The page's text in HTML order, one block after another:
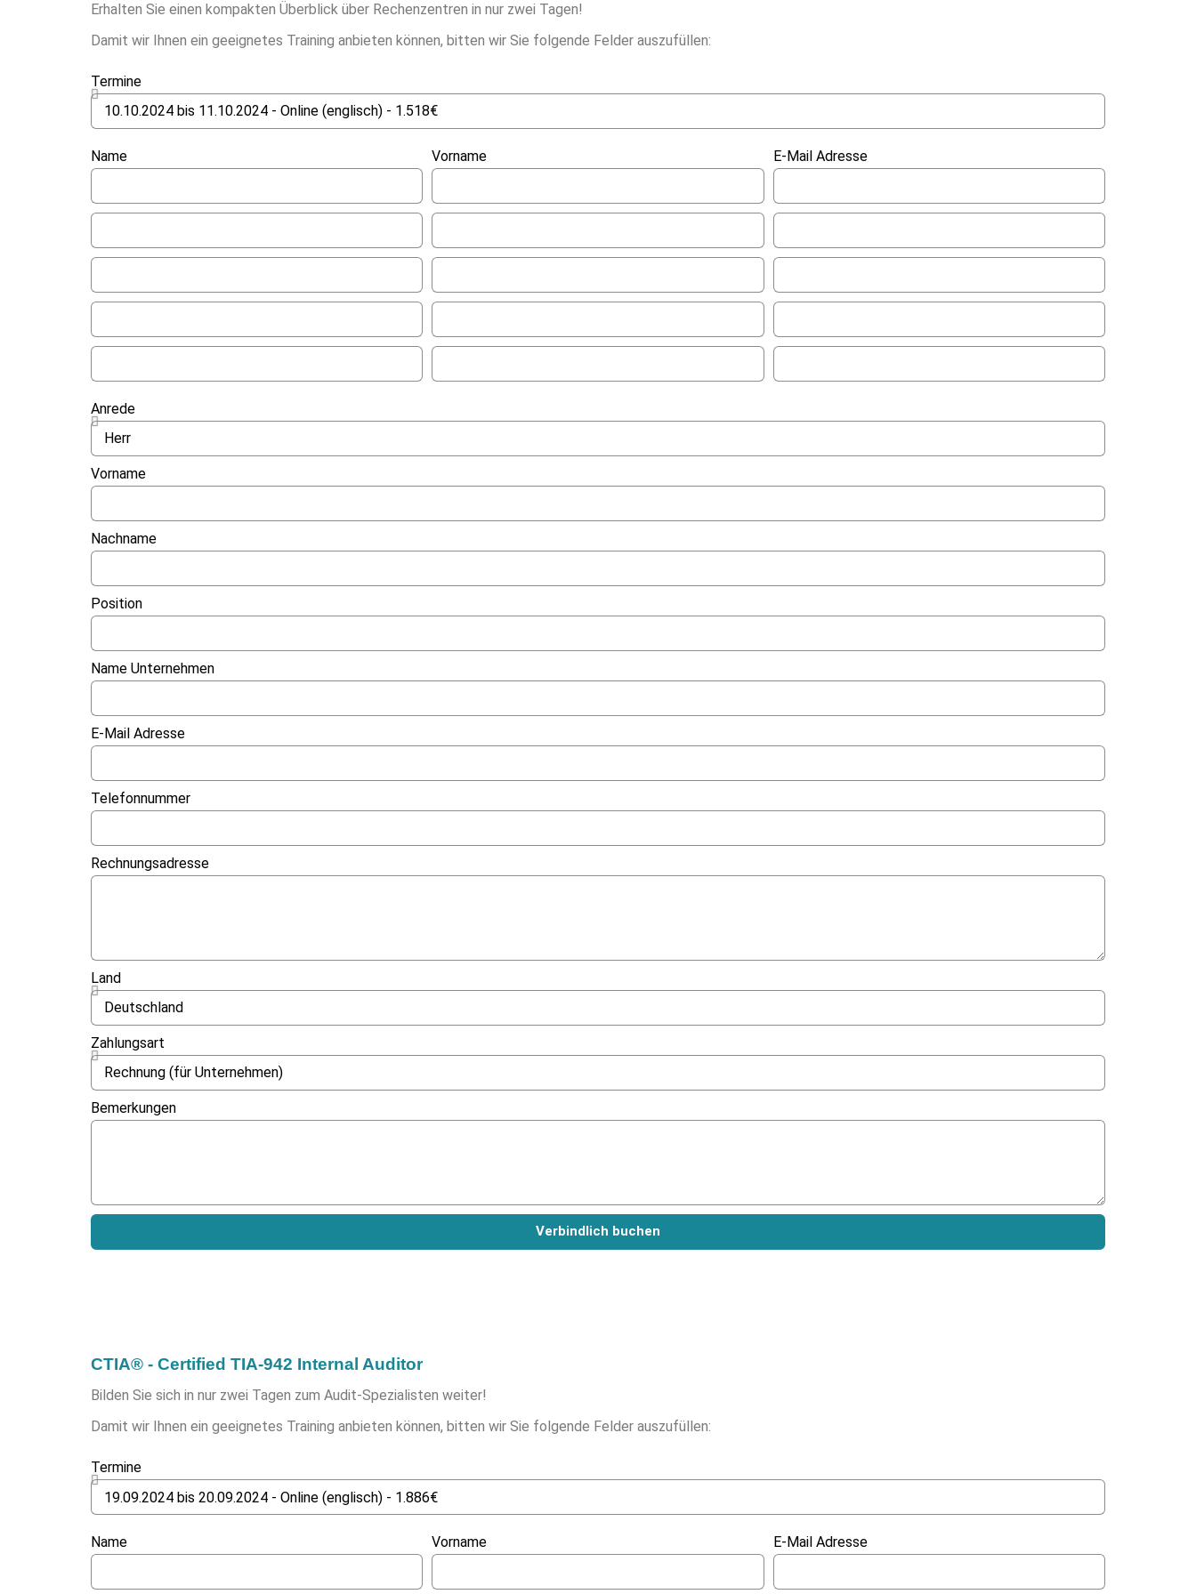
Erhalten Sie einen kompakten Überblick über Rechenzentren in nur zwei Tagen!
Damit wir Ihnen ein geeignetes Training anbieten können, bitten wir Sie folgende Felder auszufüllen:
Termine
Name Vorname E-Mail Adresse
Anrede
Vorname
Nachname
Position
Name Unternehmen
E-Mail Adresse
Telefonnummer
Rechnungsadresse
Land
Zahlungsart
Bemerkungen
Verbindlich buchen
CTIA® - Certified TIA-942 Internal Auditor
Bilden Sie sich in nur zwei Tagen zum Audit-Spezialisten weiter!
Damit wir Ihnen ein geeignetes Training anbieten können, bitten wir Sie folgende Felder auszufüllen:
Termine
Name Vorname E-Mail Adresse